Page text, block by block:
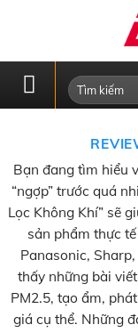
Bạn đang tìm hiểu
“ngợp” trước quá
Lọc Không Khí” sẽ
sản phẩm thực
Panasonic,
thấy những bài
PM2.5, tạo ẩm,
giá cụ thể. Những